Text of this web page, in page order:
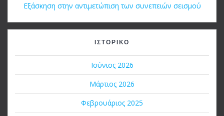
Εξάσκηση στην αντιμετώπιση των συνεπειών σεισμού
ΙΣΤΟΡΙΚΌ
Ιούνιος 2026
Μάρτιος 2026
Φεβρουάριος 2025